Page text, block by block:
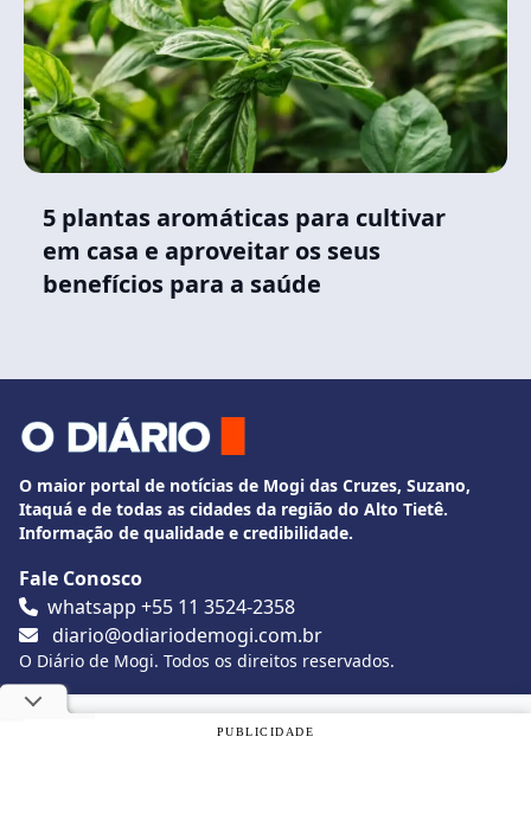
5 plantas aromáticas para cultivar
em casa e aproveitar os seus
benefícios para a saúde
O maior portal de notícias de Mogi das Cruzes, Suzano,
Itaquá e de todas as cidades da região do Alto Tietê.
Informação de qualidade e credibilidade.
Fale Conosco
whatsapp +55 11 3524-2358
diario@odiariodemogi.com.br
O Diário de Mogi. Todos os direitos reservados.
Siga O Diário nas redes sociais
Utilizamos cookies, de acordo com a nossa
PUBLICIDADE